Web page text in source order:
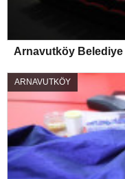
Arnavutköy Belediye
ARNAVUTKÖY